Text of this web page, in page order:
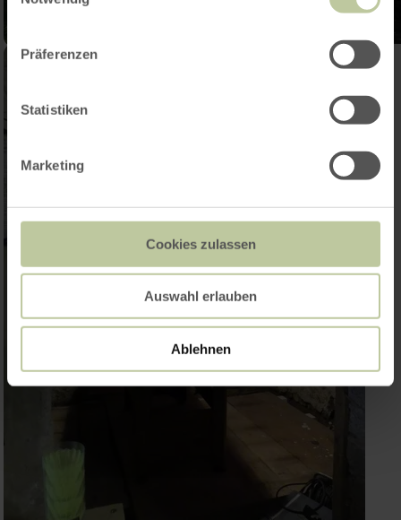
Präferenzen
Statistiken
Marketing
Cookies zulassen
Auswahl erlauben
Ablehnen